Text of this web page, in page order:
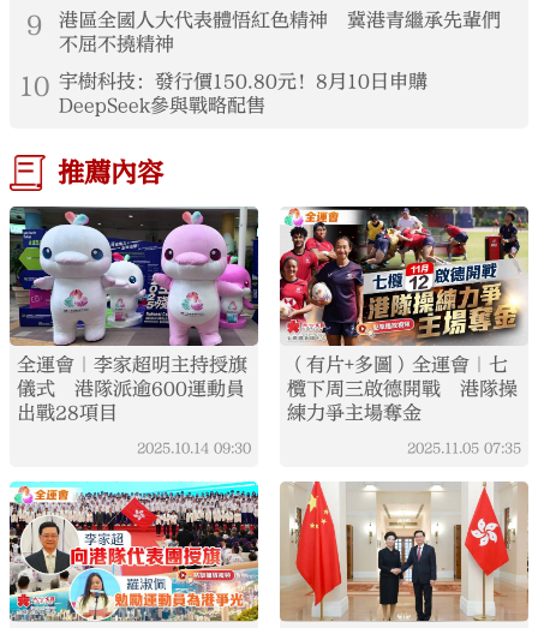
9
港區全國人大代表體悟紅色精神 冀港青繼承先輩們
不屈不撓精神
10 宇樹科技：發行價150.80元！8月10日申購
DeepSeek參與戰略配售
推薦內容
全運會｜李家超明主持授旗
儀式 港隊派逾600運動員
出戰28項目
2025.10.14 09:30
（有片+多圖）全運會｜七
欖下周三啟德開戰 港隊操
練力爭主場奪金
2025.11.05 07:35